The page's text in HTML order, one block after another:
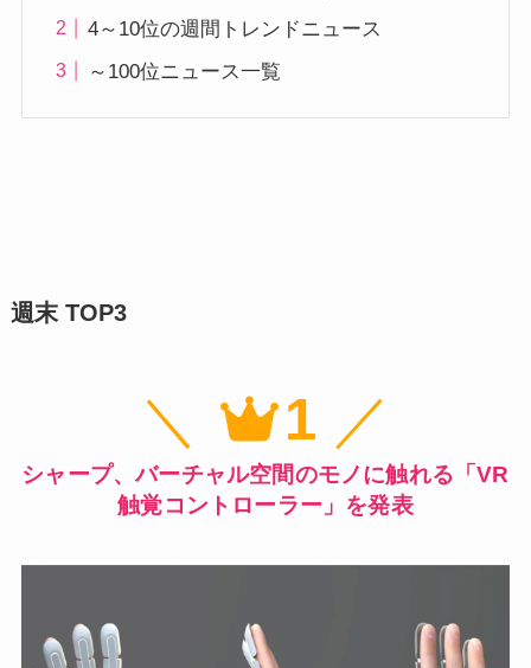
4～10位の週間トレンドニュース
～100位ニュース一覧
週末 TOP3
＼ 1 ／
シャープ、バーチャル空間のモノに触れる「VR
触覚コントローラー」を発表